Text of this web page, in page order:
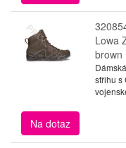
Lowa
brown
střihu s
Na dotaz